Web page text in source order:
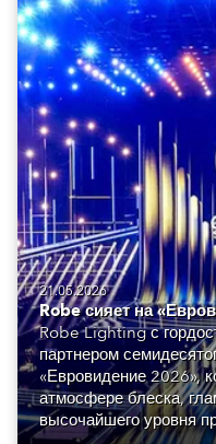
21.05.2026
Robe сияет на
Robe Lighting с
партнером
«Евровидение 2026»,
атмосфере блеска,
высочайшего уровня